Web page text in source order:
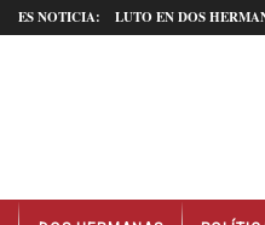
ES NOTICIA: LUTO EN DOS